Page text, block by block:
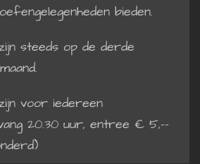
bieden.
steeds op de derde
voor iedereen
20.30 uur, entree € 5,--